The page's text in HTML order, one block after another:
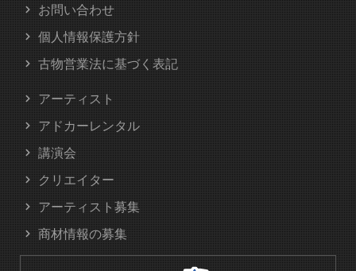
お問い合わせ
個人情報保護方針
古物営業法に基づく表記
アーティスト
アドカーレンタル
講演会
クリエイター
アーティスト募集
商材情報の募集